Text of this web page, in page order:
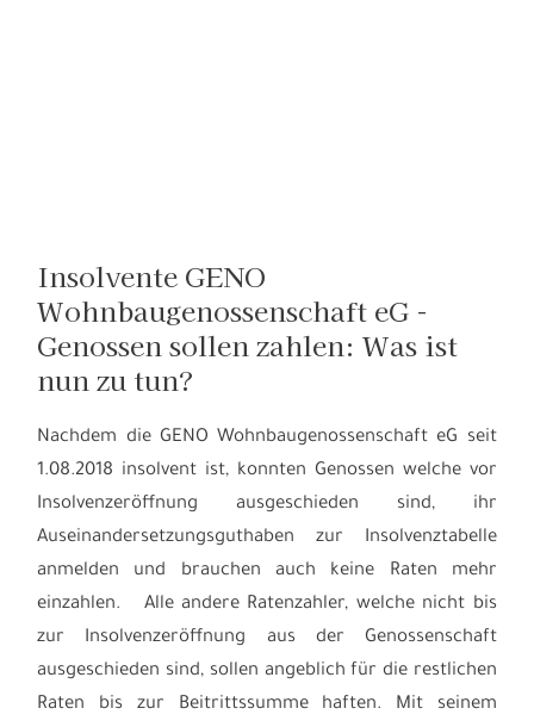
Insolvente GENO
Wohnbaugenossenschaft eG -
Genossen sollen zahlen: Was ist
nun zu tun?
Nachdem die GENO Wohnbaugenossenschaft eG seit
1.08.2018 insolvent ist, konnten Genossen welche vor
Insolvenzeröffnung ausgeschieden sind, ihr
Auseinandersetzungsguthaben zur Insolvenztabelle
anmelden und brauchen auch keine Raten mehr
einzahlen. Alle andere Ratenzahler, welche nicht bis
zur Insolvenzeröffnung aus der Genossenschaft
ausgeschieden sind, sollen angeblich für die restlichen
Raten bis zur Beitrittssumme haften. Mit seinem